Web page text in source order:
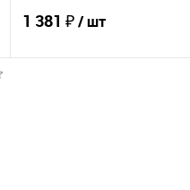
1 381 ₽/ шт